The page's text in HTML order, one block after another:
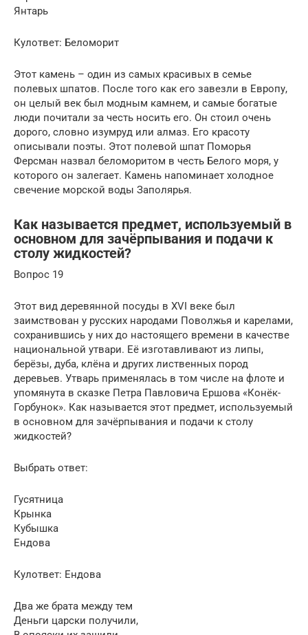
Янтарь
Кулответ: Беломорит
Этот камень – один из самых красивых в семье
полевых шпатов. После того как его завезли в Европу,
он целый век был модным камнем, и самые богатые
люди почитали за честь носить его. Он стоил очень
дорого, словно изумруд или алмаз. Его красоту
описывали поэты. Этот полевой шпат Поморья
Ферсман назвал беломоритом в честь Белого моря, у
которого он залегает. Камень напоминает холодное
свечение морской воды Заполярья.
Как называется предмет, используемый в
основном для зачёрпывания и подачи к
столу жидкостей?
Вопрос 19
Этот вид деревянной посуды в XVI веке был
заимствован у русских народами Поволжья и карелами,
сохранившись у них до настоящего времени в качестве
национальной утвари. Её изготавливают из липы,
берёзы, дуба, клёна и других лиственных пород
деревьев. Утварь применялась в том числе на флоте и
упомянута в сказке Петра Павловича Ершова «Конёк-
Горбунок». Как называется этот предмет, используемый
в основном для зачёрпывания и подачи к столу
жидкостей?
Выбрать ответ:
Гусятница
Крынка
Кубышка
Ендова
Кулответ: Ендова
Два же брата между тем
Деньги царски получили,